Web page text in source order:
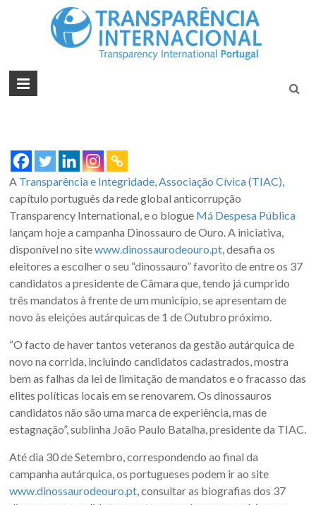
A Transparência e Integridade, Associação Cívica (TIAC),
capítulo português da rede global anticorrupção
Transparency International, e o blogue Má Despesa Pública
lançam hoje a campanha Dinossauro de Ouro. A iniciativa,
disponível no sitewww.dinossaurodeouro.pt, desafia os
eleitores a escolher o seu “dinossauro” favorito de entre os 37
candidatos a presidente de Câmara que, tendo já cumprido
três mandatos à frente de um município, se apresentam de
novo às eleições autárquicas de 1 de Outubro próximo.
“O facto de haver tantos veteranos da gestão autárquica de
novo na corrida, incluindo candidatos cadastrados, mostra
bem as falhas da lei de limitação de mandatos e o fracasso das
elites políticas locais em se renovarem. Os dinossauros
candidatos não são uma marca de experiência, mas de
estagnação”, sublinha João Paulo Batalha, presidente da TIAC.
Até dia 30 de Setembro, correspondendo ao final da
campanha autárquica, os portugueses podem ir ao site
www.dinossaurodeouro.pt, consultar as biografias dos 37